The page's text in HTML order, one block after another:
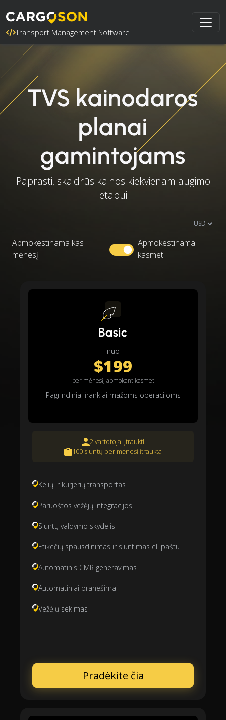
Transport Management Software
TVS kainodaros
planai
gamintojams
Paprasti, skaidrūs kainos kiekvienam augimo
etapui
Apmokestinama kas
mėnesį
Apmokestinama
kasmet
Basic
nuo
$199
per mėnesį, apmokant kasmet
Pagrindiniai įrankiai mažoms operacijoms
2 vartotojai įtraukti
100 siuntų per mėnesį įtraukta
Kelių ir kurjerių transportas
Paruoštos vežėjų integracijos
Siuntų valdymo skydelis
Etikečių spausdinimas ir siuntimas el. paštu
Automatinis CMR generavimas
Automatiniai pranešimai
Vežėjų sekimas
Pradėkite čia